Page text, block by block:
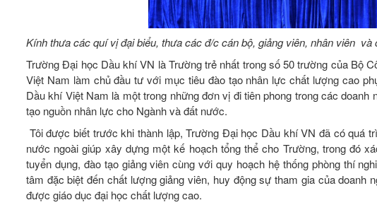
Kính thưa các quí vị đại biểu, thưa các đ/c cán bộ, giảng viên, nhân viên và
Trường Đại học Dầu khí VN là Trường trẻ nhất trong số 50 trường của Bộ
Việt Nam làm chủ đầu tư với mục tiêu đào tạo nhân lực chất lượng cao
Dầu khí Việt Nam là một trong những đơn vị đi tiên phong trong các
tạo nguồn nhân lực cho Ngành và đất nước.
Tôi được biết trước khi thành lập, Trường Đại học Dầu khí VN đã có quá
nước ngoài giúp xây dựng một kế hoạch tổng thể cho Trường, trong đó
tuyển dụng, đào tạo giảng viên cùng với quy hoạch hệ thống phòng thí
tâm đặc biệt đến chất lượng giảng viên, huy động sự tham gia của
được giáo dục đại học chất lượng cao.